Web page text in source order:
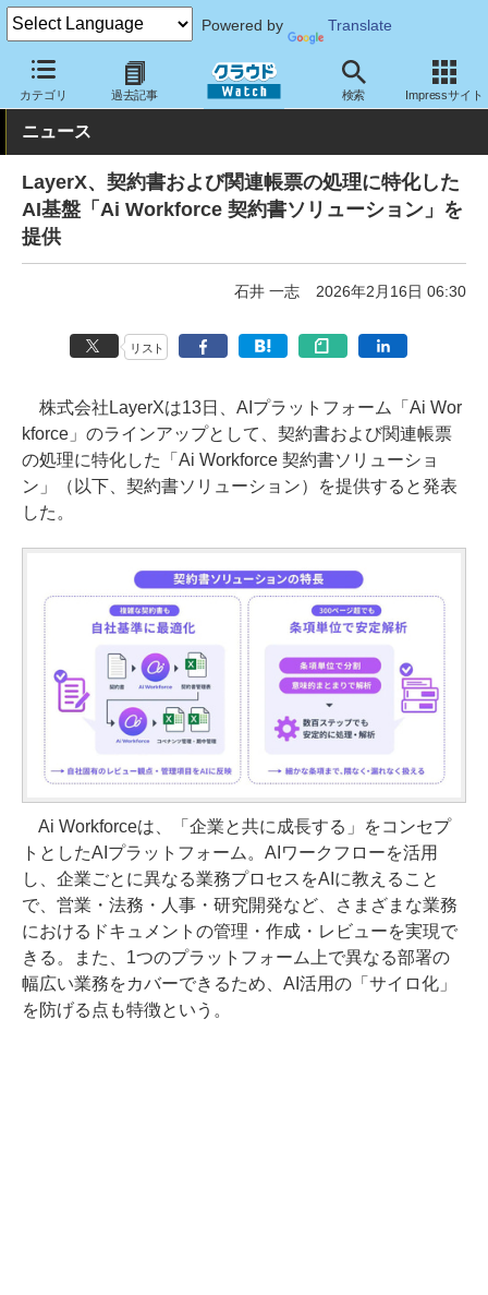
Powered by Translate
カテゴリ 過去記事 検索 Impressサイト
クラウド Watch サービス・ソフト サービス 業務関連
ニュース
LayerX、契約書および関連帳票の処理に特化した
AI基盤「Ai Workforce 契約書ソリューション」を
提供
石井 一志 2026年2月16日 06:30
リスト
株式会社LayerXは13日、AIプラットフォーム「Ai Wor
kforce」のラインアップとして、契約書および関連帳票
の処理に特化した「Ai Workforce 契約書ソリューショ
ン」（以下、契約書ソリューション）を提供すると発表
した。
Ai Workforceは、「企業と共に成長する」をコンセプ
トとしたAIプラットフォーム。AIワークフローを活用
し、企業ごとに異なる業務プロセスをAIに教えること
で、営業・法務・人事・研究開発など、さまざまな業務
におけるドキュメントの管理・作成・レビューを実現で
きる。また、1つのプラットフォーム上で異なる部署の
幅広い業務をカバーできるため、AI活用の「サイロ化」
を防げる点も特徴という。